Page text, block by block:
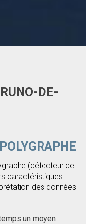
DE-
POLYGRAPHE
(détecteur de
caractéristiques
des données
un moyen